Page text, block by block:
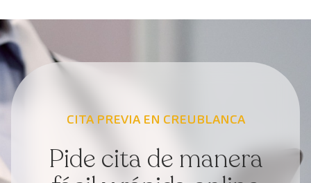
CITA PREVIA EN CREUBLANCA
Pide cita de manera